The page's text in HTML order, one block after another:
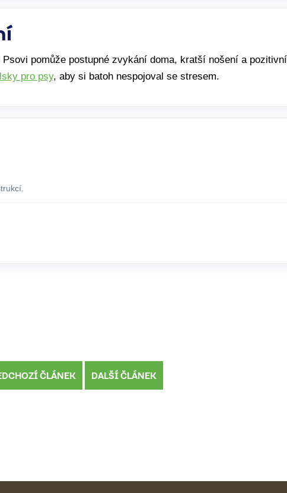
Psovi pomůže postupné zvykání doma, kratší nošení a pozitivní
pro psy, aby si batoh nespojoval se stresem.
ČLÁNEK DALŠÍ ČLÁNEK